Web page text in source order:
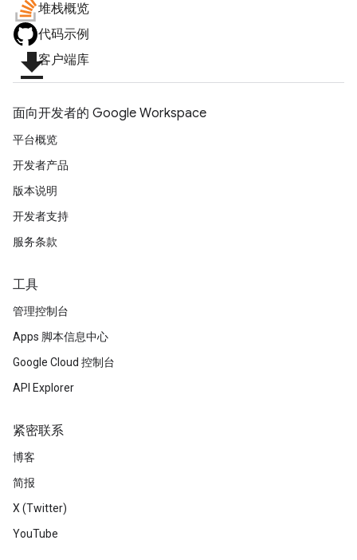
堆栈概览
代码示例
file_download客户端库
面向开发者的 Google Workspace
平台概览
开发者产品
版本说明
开发者支持
服务条款
工具
管理控制台
Apps 脚本信息中心
Google Cloud 控制台
API Explorer
紧密联系
博客
简报
X (Twitter)
YouTube